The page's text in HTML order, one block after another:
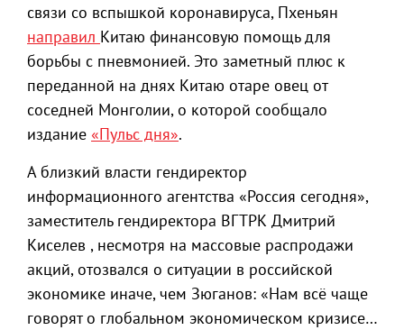
связи со вспышкой коронавируса, Пхеньян
направил Китаю финансовую помощь для
борьбы с пневмонией. Это заметный плюс к
переданной на днях Китаю отаре овец от
соседней Монголии, о которой сообщало
издание «Пульс дня».
А близкий власти гендиректор
информационного агентства «Россия сегодня»,
заместитель гендиректора ВГТРК Дмитрий
Киселев , несмотря на массовые распродажи
акций, отозвался о ситуации в российской
экономике иначе, чем Зюганов: «Нам всё чаще
говорят о глобальном экономическом кризисе…